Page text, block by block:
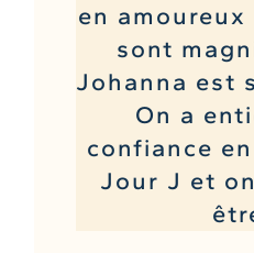
en
sont
Johanna est
On a
confiance
Jour J et